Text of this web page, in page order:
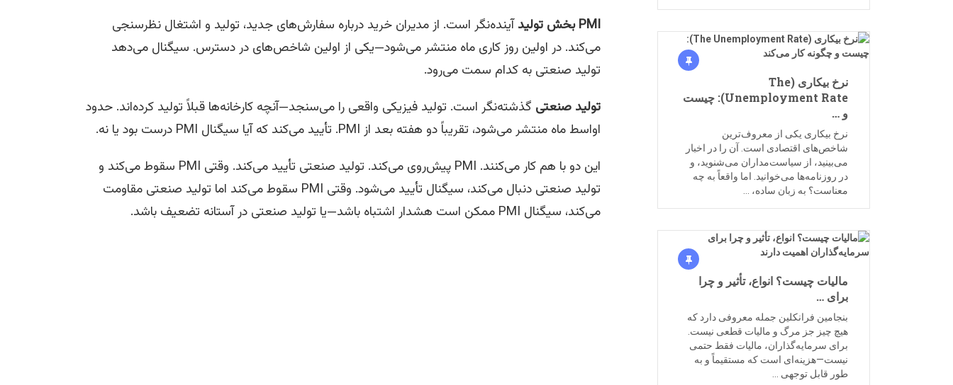
PMI بخش تولید
آینده‌نگر است. از مدیران خرید درباره سفارش‌های جدید، تولید و اشتغال نظرسنجی
می‌کند. در اولین روز کاری ماه منتشر می‌شود—یکی از اولین شاخص‌های در دسترس. سیگنال می‌دهد
تولید صنعتی به کدام سمت می‌رود.
تولید صنعتی گذشته‌نگر است. تولید فیزیکی واقعی را می‌سنجد—آنچه کارخانه‌ها قبلاً تولید کرده‌اند. حدود
اواسط ماه منتشر می‌شود، تقریباً دو هفته بعد از PMI. تأیید می‌کند که آیا سیگنال PMI درست بود یا نه.
این دو با هم کار می‌کنند. PMI پیش‌روی می‌کند. تولید صنعتی تأیید می‌کند. وقتی PMI سقوط می‌کند و
تولید صنعتی دنبال می‌کند، سیگنال تأیید می‌شود. وقتی PMI سقوط می‌کند اما تولید صنعتی مقاومت
می‌کند، سیگنال PMI ممکن است هشدار اشتباه باشد—یا تولید صنعتی در آستانه تضعیف باشد.
نرخ بیکاری (The
Unemployment Rate): چیست
و …
نرخ بیکاری یکی از معروف‌ترین
شاخص‌های اقتصادی است. آن را در اخبار
می‌بینید، از سیاست‌مداران می‌شنوید، و
در روزنامه‌ها می‌خوانید. اما واقعاً به چه
معناست؟ به زبان ساده، …
مالیات‌ چیست؟ انواع، تأثیر و چرا
برای …
بنجامین فرانکلین جمله معروفی دارد که
هیچ چیز جز مرگ و مالیات قطعی نیست.
برای سرمایه‌گذاران، مالیات فقط حتمی
نیست—هزینه‌ای است که مستقیماً و به
طور قابل توجهی …